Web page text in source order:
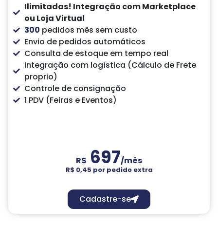
Ilimitadas! Integração com Marketplace
ou Loja Virtual
300 pedidos mês sem custo
Envio de pedidos automáticos
Consulta de estoque em tempo real
Integração com logística (Cálculo de Frete
proprio)
Controle de consignação
1 PDV (Feiras e Eventos)
R$ 697/mês
R$ 0,45 por pedido extra
Cadastre-se